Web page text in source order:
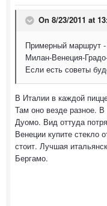
On 8/23/2011 at
Примерный маршрут
Милан-Венеция-
Если есть советы
В Италии в каждой
Там оно везде разное.
Дуомо. Вид оттуда
Венеции купите стекло
стоит. Лучшая
Бергамо.